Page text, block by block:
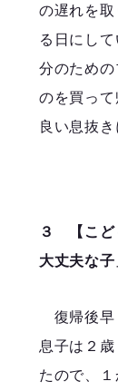
の遅れを
る日にし
分のため
のを買っ
良い息抜き
３ 【こど
大丈夫な
復帰後早
息子は２
たので、